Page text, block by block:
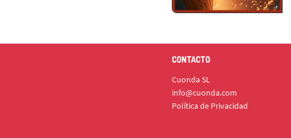
CONTACTO
Cuonda SL
info@cuonda.com
Política de Privacidad